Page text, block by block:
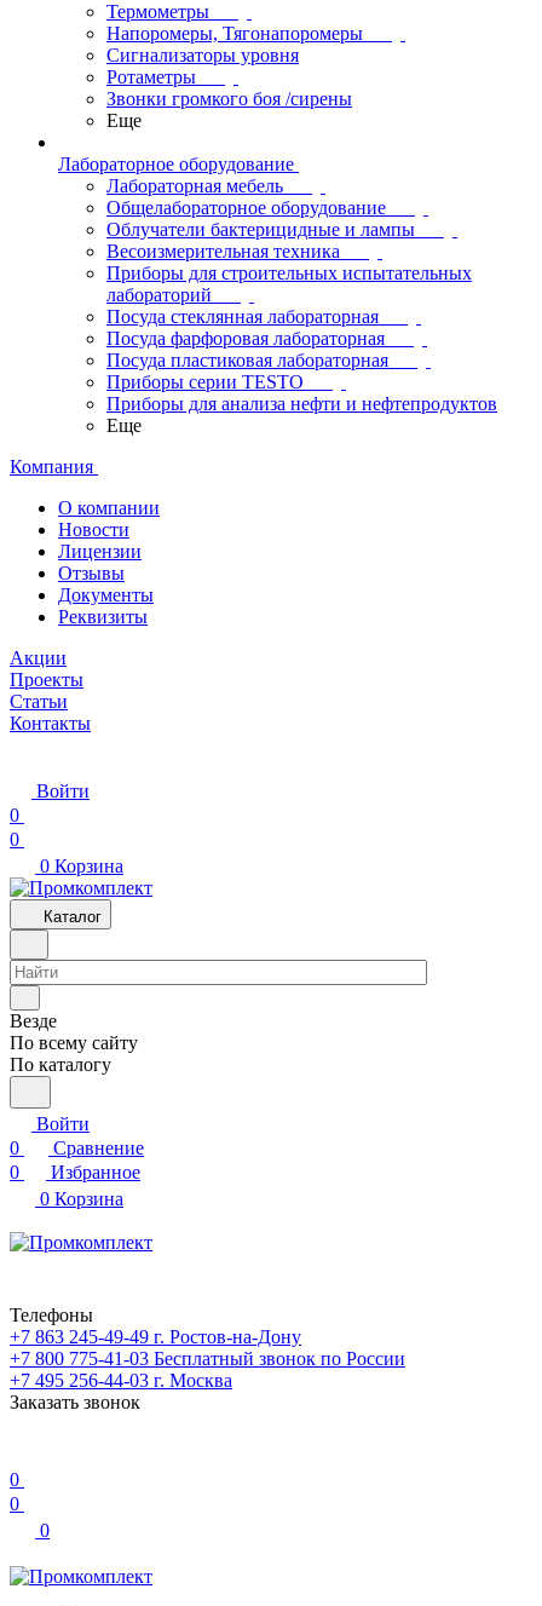
Термометры
Напоромеры, Тягонапоромеры
Сигнализаторы уровня
Ротаметры
Звонки громкого боя /сирены
Еще
Лабораторное оборудование
Лабораторная мебель
Общелабораторное оборудование
Облучатели бактерицидные и лампы
Весоизмерительная техника
Приборы для строительных испытательных
лабораторий
Посуда стеклянная лабораторная
Посуда фарфоровая лабораторная
Посуда пластиковая лабораторная
Приборы серии TESTO
Приборы для анализа нефти и нефтепродуктов
Еще
Компания
О компании
Новости
Лицензии
Отзывы
Документы
Реквизиты
Акции
Проекты
Статьи
Контакты
Войти
0
0
0 Корзина
Каталог
Везде
По всему сайту
По каталогу
Войти
0
Сравнение
0
Избранное
0 Корзина
Телефоны
+7 863 245-49-49 г. Ростов-на-Дону
+7 800 775-41-03 Бесплатный звонок по России
+7 495 256-44-03 г. Москва
Заказать звонок
0
0
0